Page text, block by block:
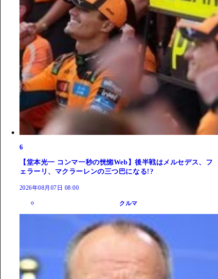
6
【堂本光一 コンマ一秒の恍惚Web】後半戦はメルセデス、フ
ェラーリ、マクラーレンの三つ巴になる!?
2026年08月07日 08:00
クルマ